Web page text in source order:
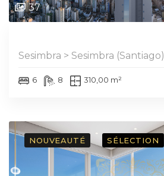
37
Sesimbra > Sesimbra (Santiago)
6 8 310,00 m²
NOUVEAUTÉ SÉLECTION